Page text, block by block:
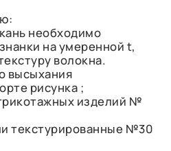
необходимо
на умеренной t,
волокна.
высыхания
рисунка ;
изделий №
текстурированные №30